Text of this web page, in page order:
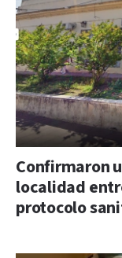
Confirmaron
localidad
protocolo